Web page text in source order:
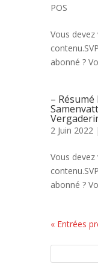
POS
Vous
abonné ?
–
2 Juin 2022 |
Vous
abonné ?
« Entrées